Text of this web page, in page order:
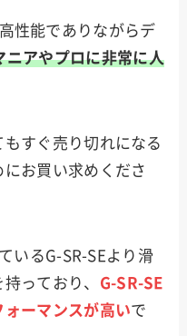
高性能でありながらデ
ニアやプロに非常に人
すぐ売り切れになる
お買い求めくださ
いるG-SR-SEより滑
っており、 G-SR-SE
ォーマンスが高いで